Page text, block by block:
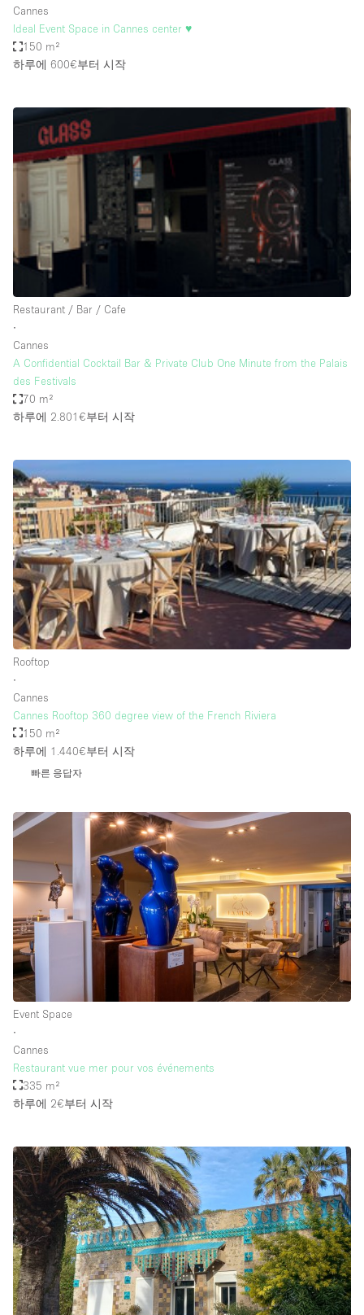
Elevator
Fitting Rooms
Garden
Garment Rack
Ground Floor
Handicap Accessible
Haussmann Style
Heating
Industrial
Large Door Entrance
Multiple Rooms
Office Equipment
Private Parking
Raw
Rooftop / Terrace
Security System
Soundproof
Stock Room
Street Level
Water Access
Whitebox / Minimal
Window Display
층 / 접근성:
1층 앞마당
위치한 거리
테라스
윗층
기타
Cannes
Ideal Event Space in Cannes center ♥️
150 m²
하루에 600€부터 시작
Restaurant / Bar / Cafe
∙
Cannes
A Confidential Cocktail Bar & Private Club One Minute from the Palais
des Festivals
70 m²
하루에 2.801€부터 시작
Rooftop
∙
Cannes
Cannes Rooftop 360 degree view of the French Riviera
150 m²
하루에 1.440€부터 시작
빠른 응답자
Event Space
∙
Cannes
Restaurant vue mer pour vos événements
335 m²
하루에 2€부터 시작